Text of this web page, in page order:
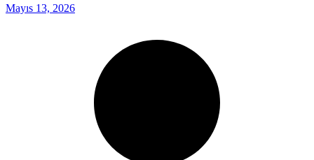
Mayıs 13, 2026